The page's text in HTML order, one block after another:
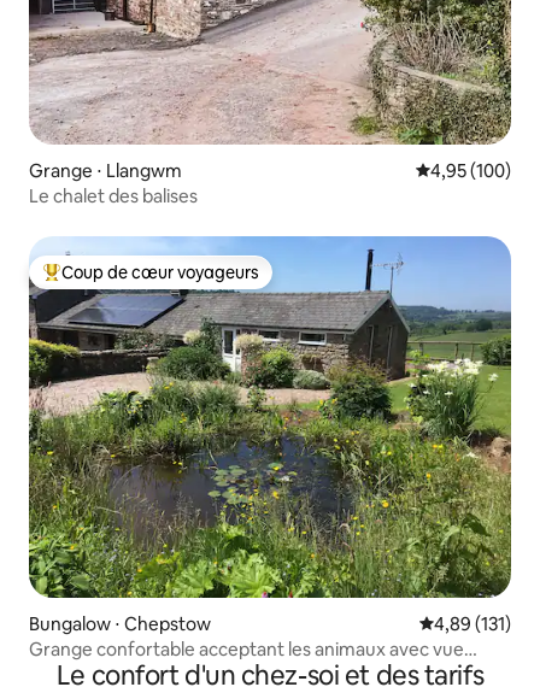
Grange ⋅ Llangwm Évaluation
4,95 (100)
Le chalet des balises
Coups de cœur voyageurs les plus appréciés
Coup de cœur voyageurs
Bungalow ⋅ Chepstow Évaluation
4,89 (131)
Grange confortable acceptant les animaux avec vue
fabuleuse
Le confort d'un chez-soi et des tarifs